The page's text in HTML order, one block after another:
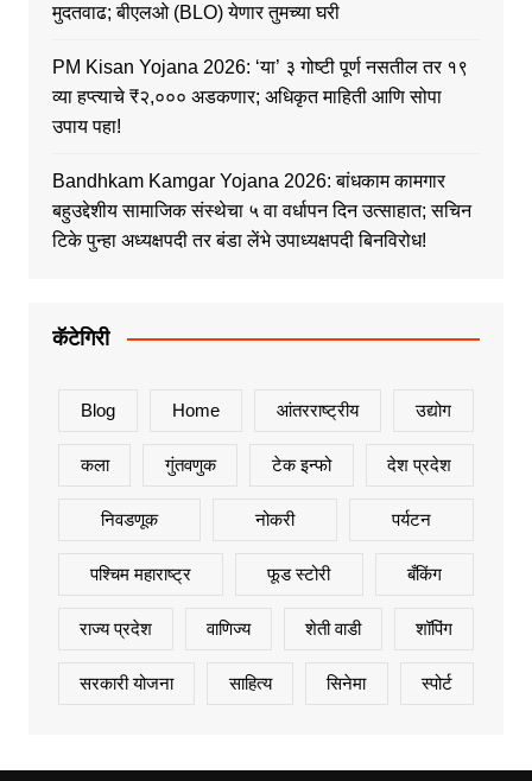
मुदतवाढ; बीएलओ (BLO) येणार तुमच्या घरी
PM Kisan Yojana 2026: ‘या’ ३ गोष्टी पूर्ण नसतील तर १९
व्या हप्त्याचे ₹२,००० अडकणार; अधिकृत माहिती आणि सोपा
उपाय पहा!
Bandhkam Kamgar Yojana 2026: बांधकाम कामगार
बहुउद्देशीय सामाजिक संस्थेचा ५ वा वर्धापन दिन उत्साहात; सचिन
टिके पुन्हा अध्यक्षपदी तर बंडा लेंभे उपाध्यक्षपदी बिनविरोध!
कॅटेगिरी
Blog Home आंतरराष्ट्रीय उद्योग
कला गुंतवणुक टेक इन्फो देश प्रदेश
निवडणूक नोकरी पर्यटन
पश्चिम महाराष्ट्र फूड स्टोरी बँकिंग
राज्य प्रदेश वाणिज्य शेती वाडी शॉपिंग
सरकारी योजना साहित्य सिनेमा स्पोर्ट